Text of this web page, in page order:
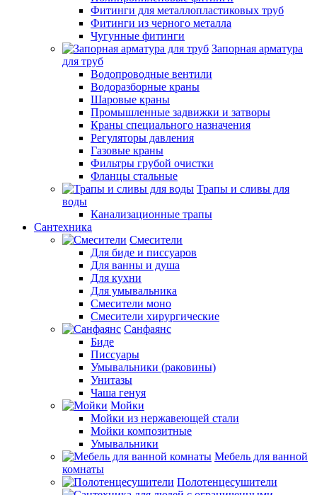
Фитинги для металлопластиковых труб
Фитинги из черного металла
Чугунные фитинги
Запорная арматура
для труб
Водопроводные вентили
Водоразборные краны
Шаровые краны
Промышленные задвижки и затворы
Краны специального назначения
Регуляторы давления
Газовые краны
Фильтры грубой очистки
Фланцы стальные
Трапы и сливы для
воды
Канализационные трапы
Сантехника
Смесители
Для биде и писсуаров
Для ванны и душа
Для кухни
Для умывальника
Смесители моно
Смесители хирургические
Санфаянс
Биде
Писсуары
Умывальники (раковины)
Унитазы
Чаша генуя
Мойки
Мойки из нержавеющей стали
Мойки композитные
Умывальники
Мебель для ванной
комнаты
Полотенцесушители